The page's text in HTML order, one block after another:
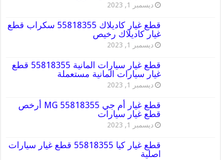
ديسمبر 1, 2023
قطع غيار كاديلاك 55818355 سكراب قطع
غيار كاديلاك رخيص
ديسمبر 1, 2023
قطع غيار سيارات المانية 55818355 قطع
غيار سيارات المانية مستعملة
ديسمبر 1, 2023
قطع غيار أم جي MG 55818355 أرخص
قطع غيار سيارات
ديسمبر 1, 2023
قطع غيار كيا 55818355 قطع غيار سيارات
اصلية